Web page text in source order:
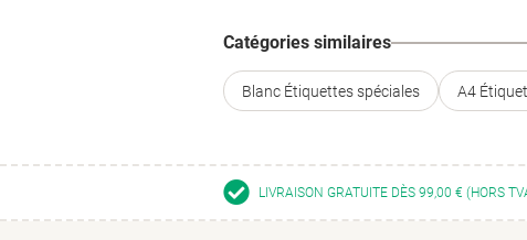
Catégories similaires
Blanc Étiquettes spéciales A4
LIVRAISON GRATUITE DÈS 99,00 € (HORS